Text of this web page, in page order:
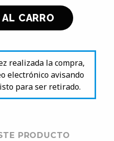
realizada la compra,
electrónico avisando
para ser retirado.
PRODUCTO